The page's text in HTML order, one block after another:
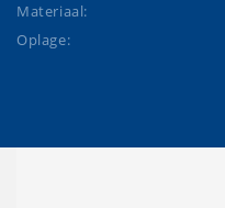
Materiaal:
Oplage: